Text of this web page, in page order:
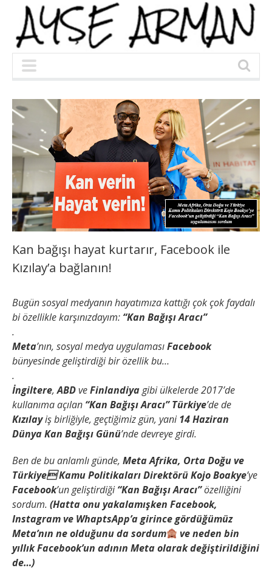
Kan bağışı hayat kurtarır, Facebook ile
Kızılay’a bağlanın!
Bugün sosyal medyanın hayatımıza kattığı çok çok faydalı
bi özellikle karşınızdayım: “Kan Bağışı Aracı”
.
Meta’nın, sosyal medya uygulamasıFacebook
bünyesinde geliştirdiği bir özellik bu…
.
İngiltere,ABDveFinlandiyagibi ülkelerde 2017’de
kullanıma açılan “Kan Bağışı Aracı” Türkiye’de de
Kızılayiş birliğiyle, geçtiğimiz gün, yani14 Haziran
Dünya Kan Bağışı Günü’nde devreye girdi.
Ben de bu anlamlı günde, Meta Afrika, Orta Doğu ve
Türkiye Kamu Politikaları Direktörü Kojo Boakye’ye
Facebook’un geliştirdiği“Kan Bağışı Aracı”özelliğini
sordum. (Hatta onu yakalamışken Facebook,
Instagram ve WhaptsApp’a girince gördüğümüz
Meta’nın ne olduğunu da sordum
ve neden bin
yıllık Facebook’un adının Meta olarak değiştirildiğini
de…)